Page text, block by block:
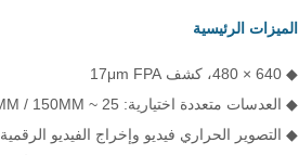
الميزات الرئيسية
◆ 640 × 480، كشف 17μm FPA
◆ العدسات متعددة اختيارية: 25 ~ 100MM، 30 ~ 150MM، 60MM / 150MM
◆ التصوير الحراري فيديو وإخراج الفيديو الرقمية